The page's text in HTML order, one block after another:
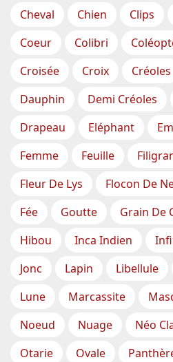
Cheval
Chien Clips
Coeur
Colibri
Croisée
Croix Créoles
Dauphin
Demi Créoles
Drapeau
Eléphant
Femme
Feuille
Fleur De Lys
Flocon De
Fée
Goutte Grain De
Hibou
Inca Indien
Jonc
Lapin Libellule
Lune
Marcassite
Noeud
Nuage Néo
Otarie
Ovale